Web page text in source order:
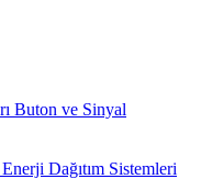
Buton ve Sinyal
Enerji Dağıtım Sistemleri